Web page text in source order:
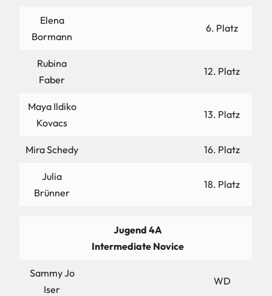
Elena
Bormann
6. Platz
Rubina
Faber
12. Platz
Maya Ildiko
Kovacs
13. Platz
Mira Schedy 16. Platz
Julia
Brünner
18. Platz
Jugend 4A
Intermediate Novice
Sammy Jo
Iser
WD